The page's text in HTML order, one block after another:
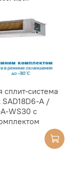
сплит-система
A /
WS30 с